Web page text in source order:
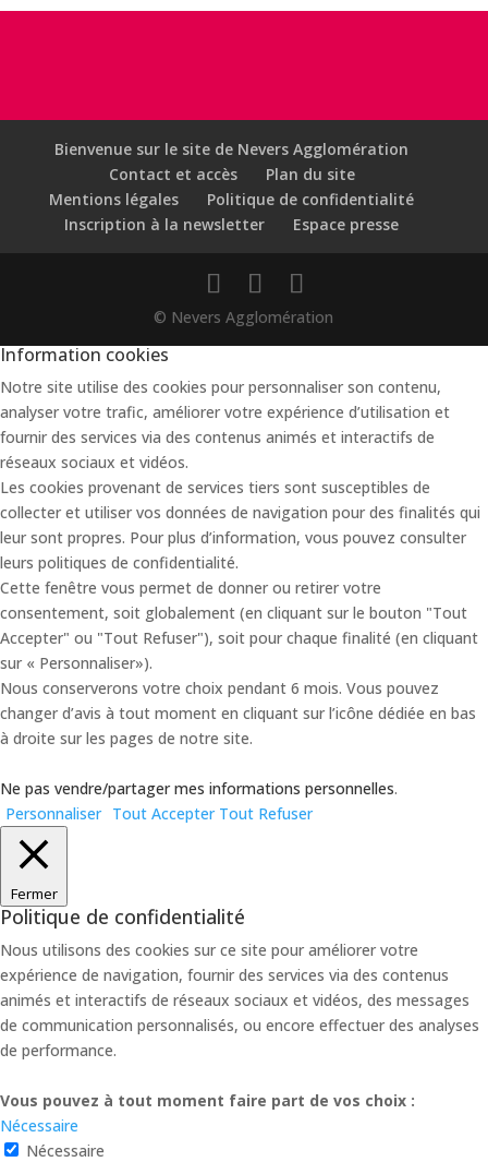
Bienvenue sur le site de Nevers Agglomération
Contact et accès
Plan du site
Mentions légales
Politique de confidentialité
Inscription à la newsletter
Espace presse
© Nevers Agglomération
Information cookies
Notre site utilise des cookies pour personnaliser son contenu,
analyser votre trafic, améliorer votre expérience d’utilisation et
fournir des services via des contenus animés et interactifs de
réseaux sociaux et vidéos.
Les cookies provenant de services tiers sont susceptibles de
collecter et utiliser vos données de navigation pour des finalités qui
leur sont propres. Pour plus d’information, vous pouvez consulter
leurs politiques de confidentialité.
Cette fenêtre vous permet de donner ou retirer votre
consentement, soit globalement (en cliquant sur le bouton "Tout
Accepter" ou "Tout Refuser"), soit pour chaque finalité (en cliquant
sur « Personnaliser»).
Nous conserverons votre choix pendant 6 mois. Vous pouvez
changer d’avis à tout moment en cliquant sur l’icône dédiée en bas
à droite sur les pages de notre site.
Ne pas vendre/partager mes informations personnelles.
Personnaliser Tout Accepter Tout Refuser
Fermer
Politique de confidentialité
Nous utilisons des cookies sur ce site pour améliorer votre
expérience de navigation, fournir des services via des contenus
animés et interactifs de réseaux sociaux et vidéos, des messages
de communication personnalisés, ou encore effectuer des analyses
de performance.
Vous pouvez à tout moment faire part de vos choix :
Nécessaire
Nécessaire